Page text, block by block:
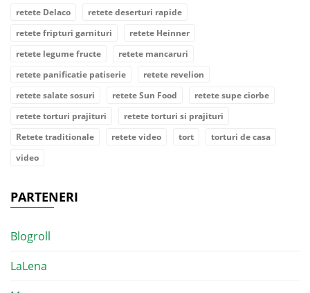
retete Delaco
retete deserturi rapide
retete fripturi garnituri
retete Heinner
retete legume fructe
retete mancaruri
retete panificatie patiserie
retete revelion
retete salate sosuri
retete Sun Food
retete supe ciorbe
retete torturi prajituri
retete torturi si prajituri
Retete traditionale
retete video tort
torturi de casa
video
PARTENERI
Blogroll
LaLena